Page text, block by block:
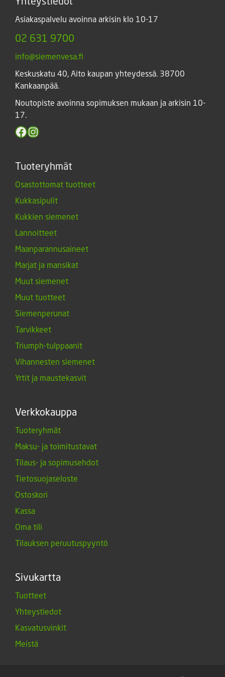
Asiakaspalvelu avoinna arkisin klo 10-17
02 631 9700
info@siemenvesa.fi
Keskuskatu 40, Aito kaupan yhteydessä. 38700
Kankaanpää.
Noutopiste avoinna sopimuksen mukaan ja arkisin 10-
17.
Facebook
Instagram
Tuoteryhmät
Osastottomat tuotteet
Kukkasipulit
Kukkien siemenet
Lannoitteet
Maanparannusaineet
Marjat ja mansikat
Muut siemenet
Muut tuotteet
Siemenperunat
Tarvikkeet
Triumph-tulppaanit
Vihannesten siemenet
Yrtit ja maustekasvit
Verkkokauppa
Tuoteryhmät
Maksu- ja toimitustavat
Tilaus- ja sopimusehdot
Tietosuojaseloste
Ostoskori
Kassa
Oma tili
Tilauksen peruutuspyyntö
Sivukartta
Tuotteet
Yhteystiedot
Kasvatusvinkit
Meistä